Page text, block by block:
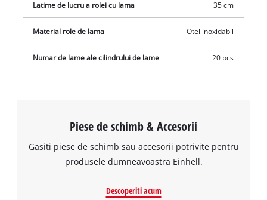
Latime de lucru a rolei cu lama 35 cm
Material role de lama Otel inoxidabil
Numar de lame ale cilindrului de lame 20 pcs
Piese de schimb & Accesorii
Gasiti piese de schimb sau accesorii potrivite pentru
produsele dumneavoastra Einhell.
Descoperiti acum